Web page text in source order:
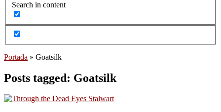
Search in content
Portada » Goatsilk
Posts tagged: Goatsilk